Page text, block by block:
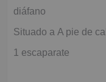
diáfano
Situado a A pie de
1 escaparate